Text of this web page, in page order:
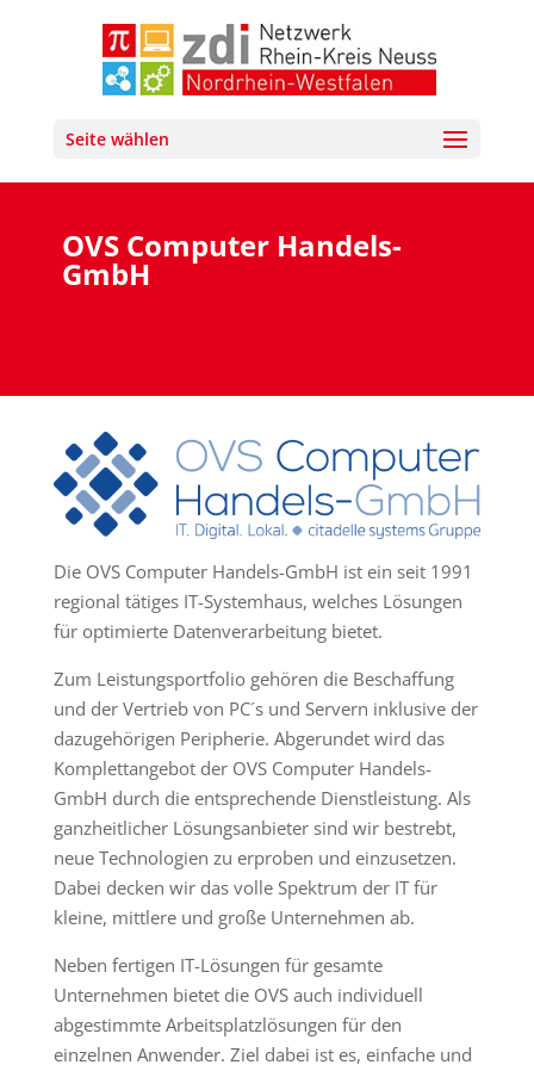
Seite wählen
OVS Computer Handels-
GmbH
Die OVS Computer Handels-GmbH ist ein seit 1991
regional tätiges IT-Systemhaus, welches Lösungen
für optimierte Datenverarbeitung bietet.
Zum Leistungsportfolio gehören die Beschaffung
und der Vertrieb von PC´s und Servern inklusive der
dazugehörigen Peripherie. Abgerundet wird das
Komplettangebot der OVS Computer Handels-
GmbH durch die entsprechende Dienstleistung. Als
ganzheitlicher Lösungsanbieter sind wir bestrebt,
neue Technologien zu erproben und einzusetzen.
Dabei decken wir das volle Spektrum der IT für
kleine, mittlere und große Unternehmen ab.
Neben fertigen IT-Lösungen für gesamte
Unternehmen bietet die OVS auch individuell
abgestimmte Arbeitsplatzlösungen für den
einzelnen Anwender. Ziel dabei ist es, einfache und